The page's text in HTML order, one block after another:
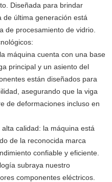
Diseñada para brindar
de última generación está
de procesamiento de vidrio.
máquina cuenta con una base
principal y un asiento del
están diseñados para
asegurando que la viga
de deformaciones incluso en
calidad: la máquina está
de la reconocida marca
confiable y eficiente.
subraya nuestro
componentes eléctricos.